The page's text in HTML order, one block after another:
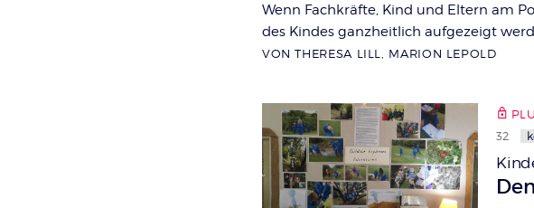
Wenn Fachkräfte, Kind und Eltern am
des Kindes ganzheitlich aufgezeigt
VON THERESA LILL, MARION LEPOLD
32
: